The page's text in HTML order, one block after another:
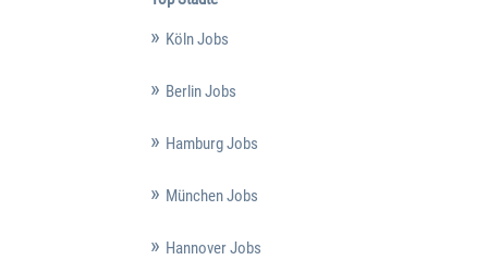
Köln Jobs
Berlin Jobs
Hamburg Jobs
München Jobs
Hannover Jobs